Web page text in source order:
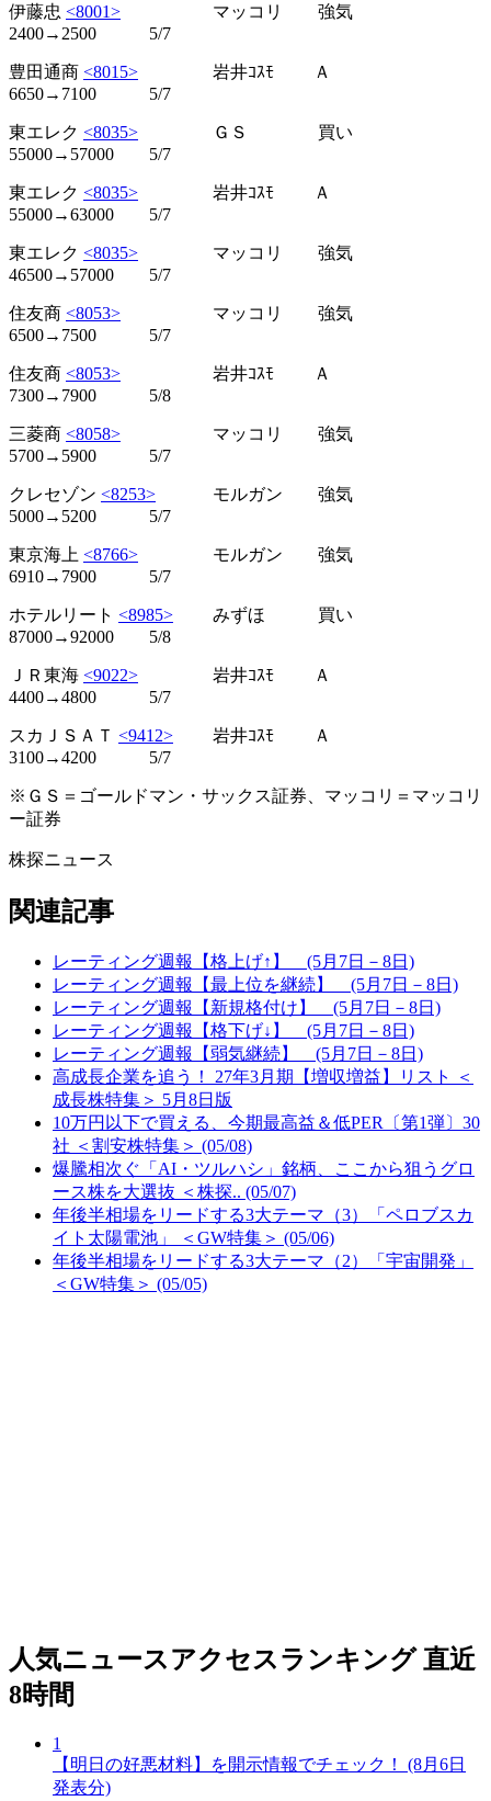
伊藤忠 <8001> マッコリ 強気
2400→2500 5/7
豊田通商 <8015> 岩井ｺｽﾓ Ａ
6650→7100 5/7
東エレク <8035> ＧＳ 買い
55000→57000 5/7
東エレク <8035> 岩井ｺｽﾓ Ａ
55000→63000 5/7
東エレク <8035> マッコリ 強気
46500→57000 5/7
住友商 <8053> マッコリ 強気
6500→7500 5/7
住友商 <8053> 岩井ｺｽﾓ Ａ
7300→7900 5/8
三菱商 <8058> マッコリ 強気
5700→5900 5/7
クレセゾン <8253> モルガン 強気
5000→5200 5/7
東京海上 <8766> モルガン 強気
6910→7900 5/7
ホテルリート <8985> みずほ 買い
87000→92000 5/8
ＪＲ東海 <9022> 岩井ｺｽﾓ Ａ
4400→4800 5/7
スカＪＳＡＴ <9412> 岩井ｺｽﾓ Ａ
3100→4200 5/7
※ＧＳ＝ゴールドマン・サックス証券、マッコリ＝マッコリ
ー証券
株探ニュース
関連記事
レーティング週報【格上げ↑】 (5月7日－8日)
レーティング週報【最上位を継続】 (5月7日－8日)
レーティング週報【新規格付け】 (5月7日－8日)
レーティング週報【格下げ↓】 (5月7日－8日)
レーティング週報【弱気継続】 (5月7日－8日)
高成長企業を追う！ 27年3月期【増収増益】リスト ＜
成長株特集＞ 5月8日版
10万円以下で買える、今期最高益＆低PER〔第1弾〕30
社 ＜割安株特集＞ (05/08)
爆騰相次ぐ「AI・ツルハシ」銘柄、ここから狙うグロ
ース株を大選抜 ＜株探.. (05/07)
年後半相場をリードする3大テーマ（3）「ペロブスカ
イト太陽電池」 ＜GW特集＞ (05/06)
年後半相場をリードする3大テーマ（2）「宇宙開発」
＜GW特集＞ (05/05)
人気ニュースアクセスランキング 直近
8時間
1
【明日の好悪材料】を開示情報でチェック！ (8月6日
発表分)